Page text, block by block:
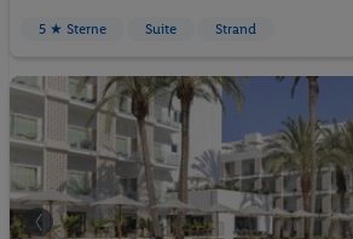
5 ★ Sterne Suite Strand